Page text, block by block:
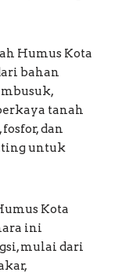
Humus Kota
bahan
tanah
dan
untuk
Kota
ini
mulai dari